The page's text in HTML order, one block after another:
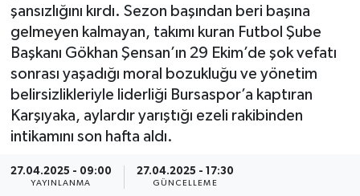
şansızlığını kırdı. Sezon başından beri başına
gelmeyen kalmayan, takımı kuran Futbol Şube
Başkanı Gökhan Şensan’ın 29 Ekim’de şok vefatı
sonrası yaşadığı moral bozukluğu ve yönetim
belirsizlikleriyle liderliği Bursaspor’a kaptıran
Karşıyaka, aylardır yarıştığı ezeli rakibinden
intikamını son hafta aldı.
27.04.2025 - 09:00
YAYINLANMA
27.04.2025 - 17:30
GÜNCELLEME
Röportajlar